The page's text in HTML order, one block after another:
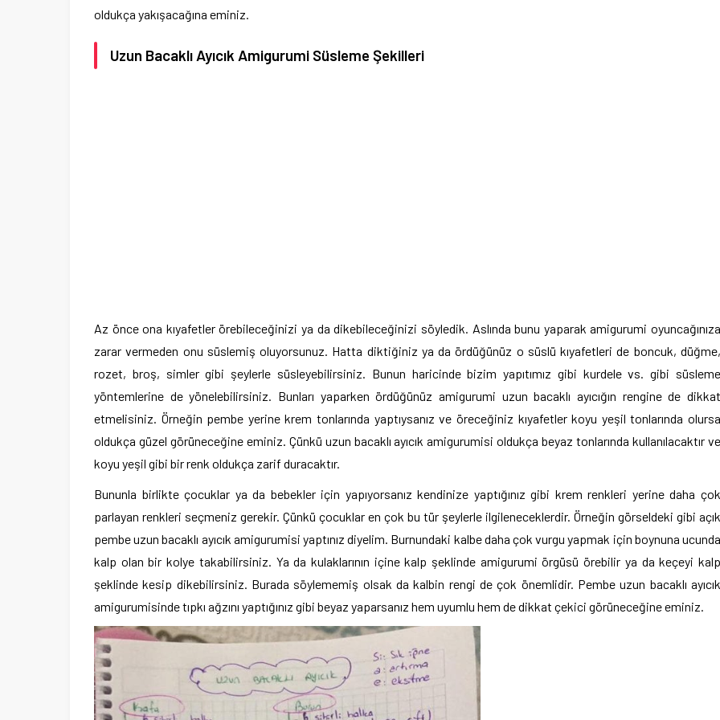
oldukça yakışacağına eminiz.
Uzun Bacaklı Ayıcık Amigurumi Süsleme Şekilleri
Az önce ona kıyafetler örebileceğinizi ya da dikebileceğinizi söyledik. Aslında bunu yaparak amigurumi oyuncağınıza
zarar vermeden onu süslemiş oluyorsunuz. Hatta diktiğiniz ya da ördüğünüz o süslü kıyafetleri de boncuk, düğme,
rozet, broş, simler gibi şeylerle süsleyebilirsiniz. Bunun haricinde bizim yapıtımız gibi kurdele vs. gibi süsleme
yöntemlerine de yönelebilirsiniz. Bunları yaparken ördüğünüz amigurumi uzun bacaklı ayıcığın rengine de dikkat
etmelisiniz. Örneğin pembe yerine krem tonlarında yaptıysanız ve öreceğiniz kıyafetler koyu yeşil tonlarında olursa
oldukça güzel görüneceğine eminiz. Çünkü uzun bacaklı ayıcık amigurumisi oldukça beyaz tonlarında kullanılacaktır ve
koyu yeşil gibi bir renk oldukça zarif duracaktır.
Bununla birlikte çocuklar ya da bebekler için yapıyorsanız kendinize yaptığınız gibi krem renkleri yerine daha çok
parlayan renkleri seçmeniz gerekir. Çünkü çocuklar en çok bu tür şeylerle ilgileneceklerdir. Örneğin görseldeki gibi açık
pembe uzun bacaklı ayıcık amigurumisi yaptınız diyelim. Burnundaki kalbe daha çok vurgu yapmak için boynuna ucunda
kalp olan bir kolye takabilirsiniz. Ya da kulaklarının içine kalp şeklinde amigurumi örgüsü örebilir ya da keçeyi kalp
şeklinde kesip dikebilirsiniz. Burada söylememiş olsak da kalbin rengi de çok önemlidir. Pembe uzun bacaklı ayıcık
amigurumisinde tıpkı ağzını yaptığınız gibi beyaz yaparsanız hem uyumlu hem de dikkat çekici görüneceğine eminiz.